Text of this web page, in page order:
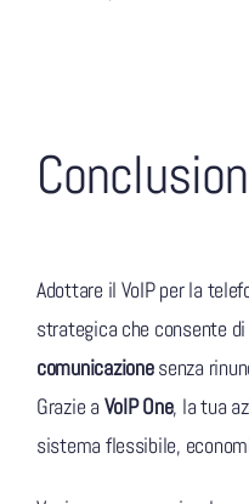
Adottare il VoIP per la
strategica che consente di
comunicazionesenza
Grazie a VoIP One, la tua
sistema flessibile,